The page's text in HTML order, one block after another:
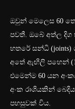
ඔවුන් මෙලෙස 60
පවතී. ඔබේ අත්ල
හතරේ සන්ධි
අතේ ඇඟිලි පහෙන්
එමෙන්ම 60 යන අංකය
අංක රාශියකින්
පහසුවක් විය.